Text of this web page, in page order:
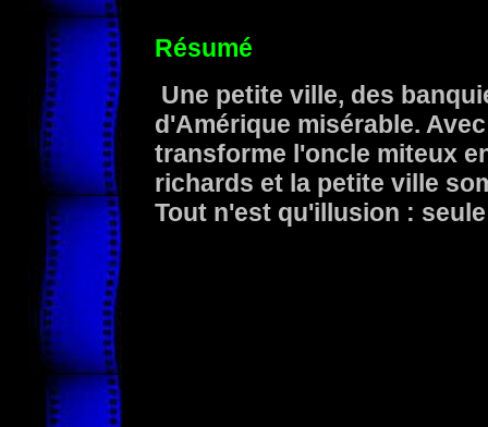
Résumé
Une petite ville, des
d'Amérique misérable.
transforme l'oncle miteux
richards et la petite ville
Tout n'est qu'illusion :